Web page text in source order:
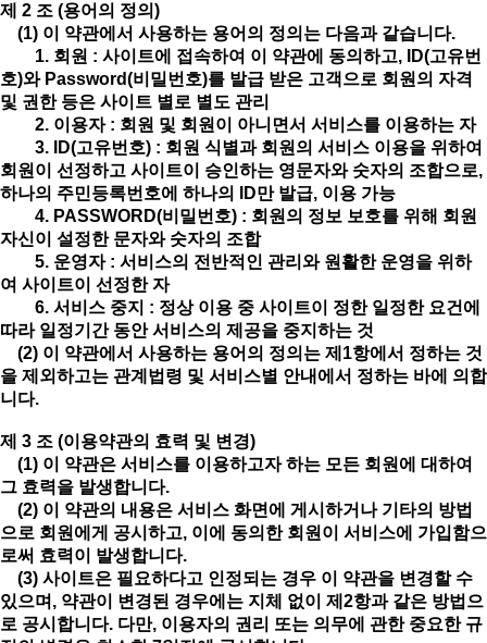
제 2 조 (용어의 정의)
(1) 이 약관에서 사용하는 용어의 정의는 다음과 같습니다.
1. 회원 : 사이트에 접속하여 이 약관에 동의하고, ID(고유번
호)와 Password(비밀번호)를 발급 받은 고객으로 회원의 자격
및 권한 등은 사이트 별로 별도 관리
2. 이용자 : 회원 및 회원이 아니면서 서비스를 이용하는 자
3. ID(고유번호) : 회원 식별과 회원의 서비스 이용을 위하여
회원이 선정하고 사이트이 승인하는 영문자와 숫자의 조합으로,
하나의 주민등록번호에 하나의 ID만 발급, 이용 가능
4. PASSWORD(비밀번호) : 회원의 정보 보호를 위해 회원
자신이 설정한 문자와 숫자의 조합
5. 운영자 : 서비스의 전반적인 관리와 원활한 운영을 위하
여 사이트이 선정한 자
6. 서비스 중지 : 정상 이용 중 사이트이 정한 일정한 요건에
따라 일정기간 동안 서비스의 제공을 중지하는 것
(2) 이 약관에서 사용하는 용어의 정의는 제1항에서 정하는 것
을 제외하고는 관계법령 및 서비스별 안내에서 정하는 바에 의합
니다.
제 3 조 (이용약관의 효력 및 변경)
(1) 이 약관은 서비스를 이용하고자 하는 모든 회원에 대하여
그 효력을 발생합니다.
(2) 이 약관의 내용은 서비스 화면에 게시하거나 기타의 방법
으로 회원에게 공시하고, 이에 동의한 회원이 서비스에 가입함으
로써 효력이 발생합니다.
(3) 사이트은 필요하다고 인정되는 경우 이 약관을 변경할 수
있으며, 약관이 변경된 경우에는 지체 없이 제2항과 같은 방법으
로 공시합니다. 다만, 이용자의 권리 또는 의무에 관한 중요한 규